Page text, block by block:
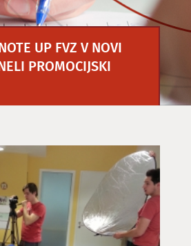
UP FVZ V NOVI
PROMOCIJSKI